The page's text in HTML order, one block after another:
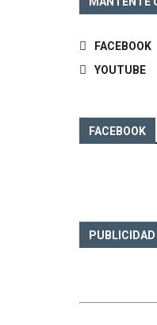
FACEBOOK
YOUTUBE
FACEBOOK
PUBLICIDAD